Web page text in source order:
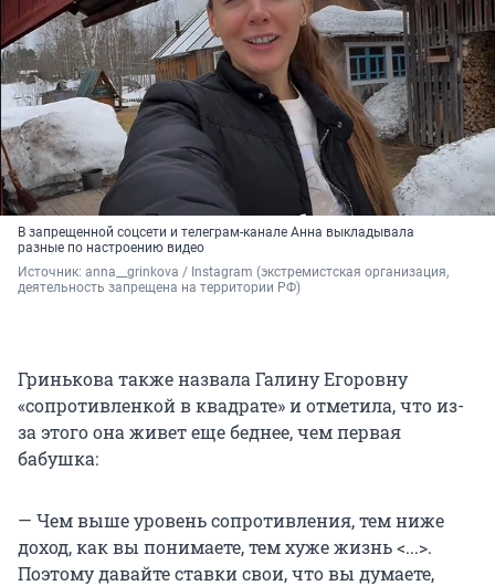
В запрещенной соцсети и телеграм-канале Анна выкладывала
разные по настроению видео
Источник: anna__grinkova / Instagram (экстремистская организация,
деятельность запрещена на территории РФ)
Гринькова также назвала Галину Егоровну
«сопротивленкой в квадрате» и отметила, что из-
за этого она живет еще беднее, чем первая
бабушка:
— Чем выше уровень сопротивления, тем ниже
доход, как вы понимаете, тем хуже жизнь <...>.
Поэтому давайте ставки свои, что вы думаете,